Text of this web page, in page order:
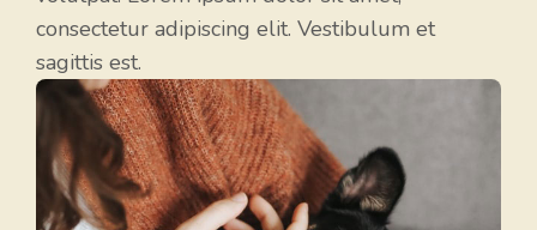
consectetur adipiscing elit. Vestibulum et
sagittis est.